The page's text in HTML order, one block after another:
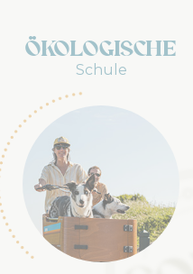
Ökologische
Schule